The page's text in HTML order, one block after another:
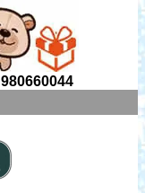
980660044